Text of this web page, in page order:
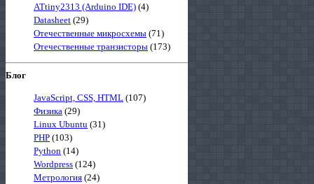
ATtiny2313 (Arduino IDE) (4)
Datasheet (29)
Отечественные микросхемы (71)
Отечественные транзисторы (173)
Блог
JavaScript, CSS, HTML (107)
Физика (29)
Linux Ubuntu (31)
PHP (103)
Python (14)
Wordpress (124)
Метрология (24)